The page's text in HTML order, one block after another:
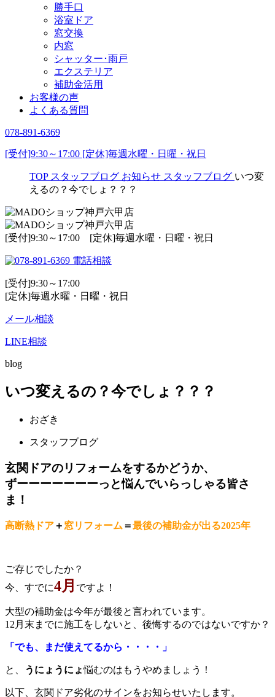
勝手口
浴室ドア
窓交換
内窓
シャッター･雨戸
エクステリア
補助金活用
お客様の声
よくある質問
078-891-6369
[受付]9:30～17:00 [定休]毎週水曜・日曜・祝日
TOP スタッフブログ お知らせ スタッフブログ いつ変
えるの？今でしょ？？？
[受付]9:30～17:00 [定休]毎週水曜・日曜・祝日
電話相談
[受付]9:30～17:00
[定休]毎週水曜・日曜・祝日
メール相談
LINE相談
blog
いつ変えるの？今でしょ？？？
おざき
スタッフブログ
玄関ドアのリフォームをするかどうか、
ずーーーーーーーっと悩んでいらっしゃる皆さ
ま！
高断熱ドア＋ 窓リフォーム ＝最後の補助金が出る2025年
ご存じでしたか？
今、すでに4月 ですよ！
大型の補助金は今年が最後と言われています。
12月末までに施工をしないと、後悔するのではないですか？
「でも、まだ使えてるから・・・・」
と、 うにょうにょ悩むのはもうやめましょう！
以下、玄関ドア劣化のサインをお知らせいたします。